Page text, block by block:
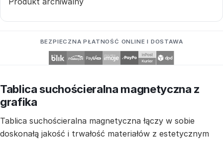
BEZPIECZNA PŁATNOŚĆ ONLINE I DOSTAWA
Tablica suchościeralna magnetyczna z
grafika
Tablica suchościeralna magnetyczna łączy w sobie
doskonałą jakość i trwałość materiałów z estetycznym